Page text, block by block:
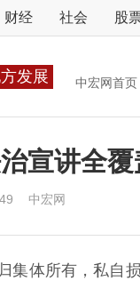
财经 社会 股
发展 中宏网首页
宣讲全
中宏网
体所有，私自损